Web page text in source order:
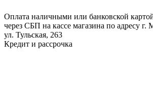
Оплата наличными или банковской
через СБП на кассе магазина по адресу г.
ул. Тульская, 263
Кредит и рассрочка